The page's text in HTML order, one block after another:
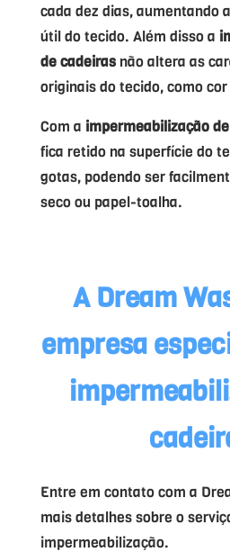
cada dez dias, aumentando
útil do tecido. Além disso a
de cadeirasnão altera as
originais do tecido, como
Com a impermeabilização
fica retido na superfície do
gotas, podendo ser
seco ou papel-toalha.
A Dream
empresa
Entre em contato com a
mais detalhes sobre o
impermeabilização.